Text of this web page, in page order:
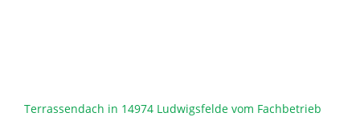
Terrassendach in 14974 Ludwigsfelde vom Fachbetrieb